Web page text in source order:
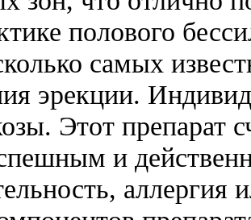
полового
самых
эрекции.
Этот препарат
и
аллергия